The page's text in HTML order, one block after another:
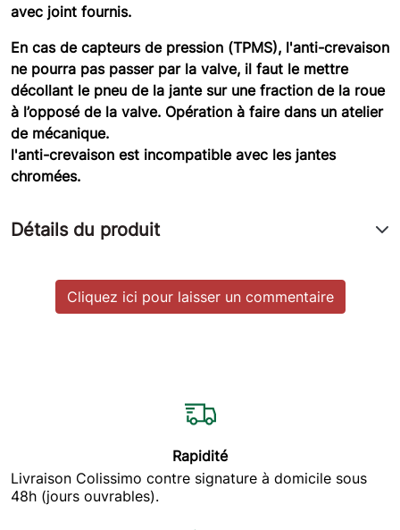
avec joint fournis.
En cas de capteurs de pression (TPMS), l'anti-crevaison
ne pourra pas passer par la valve, il faut le mettre
décollant le pneu de la jante sur une fraction de la roue
à l’opposé de la valve. Opération à faire dans un atelier
de mécanique.
l'anti-crevaison est incompatible avec les jantes
chromées.
Détails du produit
Cliquez ici pour laisser un commentaire
Rapidité
Livraison Colissimo contre signature à domicile sous
48h (jours ouvrables).